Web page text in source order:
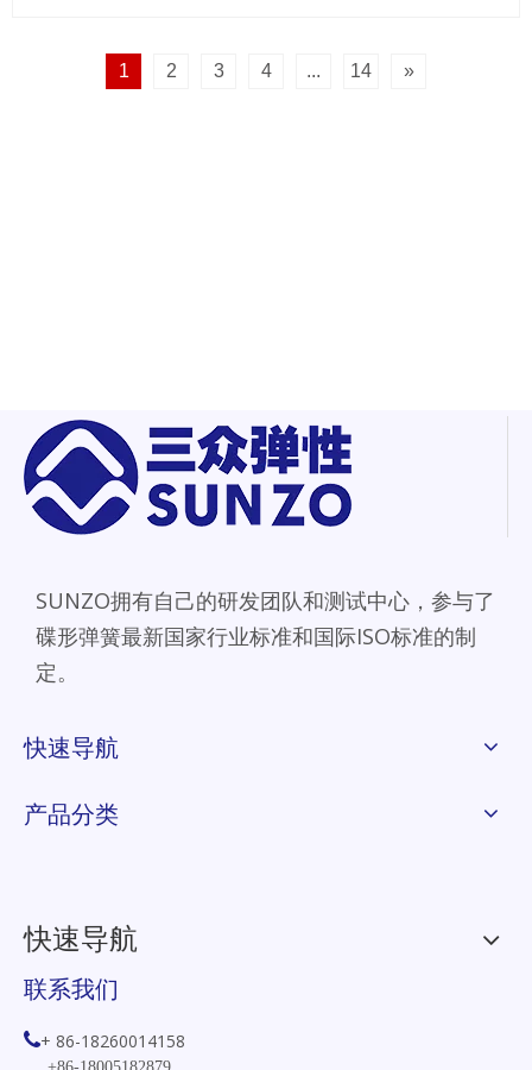
1 2 3 4 ... 14 »
SUNZO拥有自己的研发团队和测试中心，参与了
碟形弹簧最新国家行业标准和国际ISO标准的制
定。
快速导航
产品分类
快速导航
联系我们
+ 86-18260014158
+86-18005182879